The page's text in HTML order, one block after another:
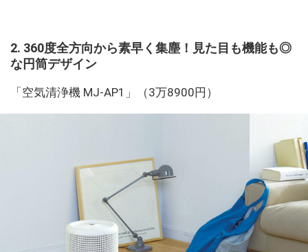
2. 360度全方向から素早く集塵！見た目も機能も◎
な円筒デザイン
「空気清浄機 MJ-AP1」（3万8900円）